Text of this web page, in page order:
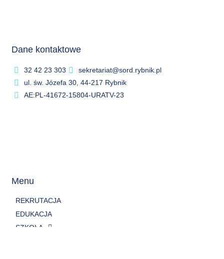
Dane kontaktowe
32 42 23 303
sekretariat@sord.rybnik.pl
ul. św. Józefa 30, 44-217 Rybnik
AE:PL-41672-15804-URATV-23
Menu
REKRUTACJA
EDUKACJA
SZKOŁA